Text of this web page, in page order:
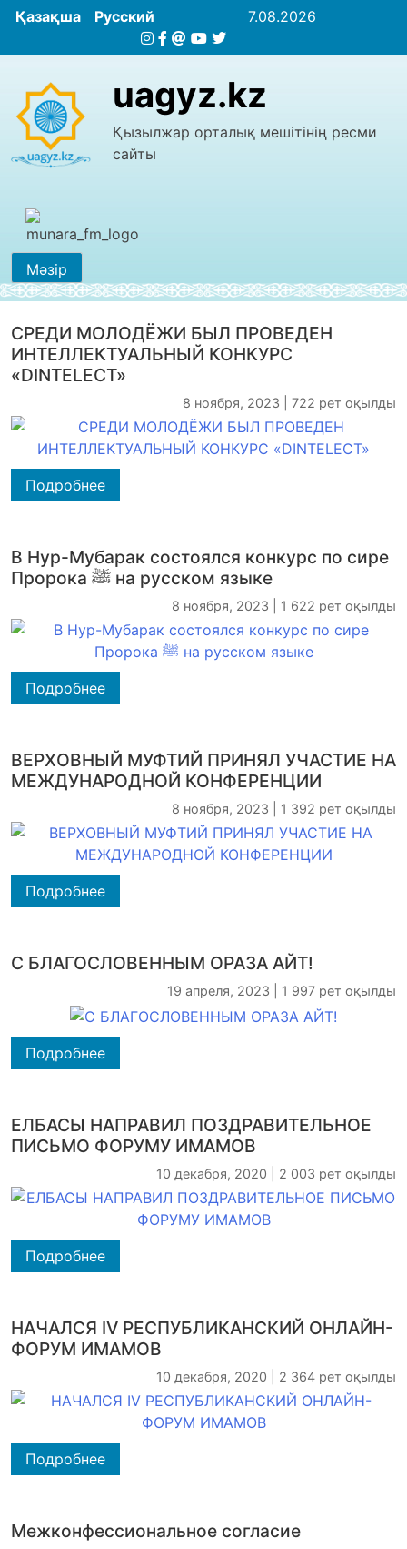
Қазақша Русский 7.08.2026
uagyz.kz
Қызылжар орталық мешітінің ресми
сайты
Мәзір
СРЕДИ МОЛОДЁЖИ БЫЛ ПРОВЕДЕН
ИНТЕЛЛЕКТУАЛЬНЫЙ КОНКУРС
«DINTELECT»
8 ноября, 2023 | 722 рет оқылды
Подробнее
В Нур-Мубарак состоялся конкурс по сире
Пророка ﷺ на русском языке
8 ноября, 2023 | 1 622 рет оқылды
Подробнее
ВЕРХОВНЫЙ МУФТИЙ ПРИНЯЛ УЧАСТИЕ НА
МЕЖДУНАРОДНОЙ КОНФЕРЕНЦИИ
8 ноября, 2023 | 1 392 рет оқылды
Подробнее
С БЛАГОСЛОВЕННЫМ ОРАЗА АЙТ!
19 апреля, 2023 | 1 997 рет оқылды
Подробнее
ЕЛБАСЫ НАПРАВИЛ ПОЗДРАВИТЕЛЬНОЕ
ПИСЬМО ФОРУМУ ИМАМОВ
10 декабря, 2020 | 2 003 рет оқылды
Подробнее
НАЧАЛСЯ IV РЕСПУБЛИКАНСКИЙ ОНЛАЙН-
ФОРУМ ИМАМОВ
10 декабря, 2020 | 2 364 рет оқылды
Подробнее
Межконфессиональное согласие